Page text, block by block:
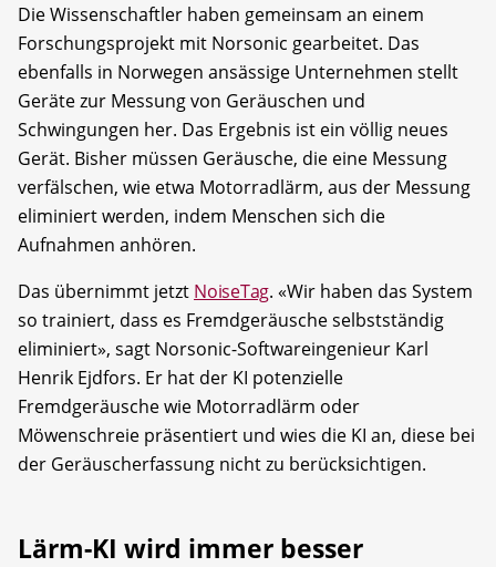
Die Wissenschaftler haben gemeinsam an einem
Forschungsprojekt mit Norsonic gearbeitet. Das
ebenfalls in Norwegen ansässige Unternehmen stellt
Geräte zur Messung von Geräuschen und
Schwingungen her. Das Ergebnis ist ein völlig neues
Gerät. Bisher müssen Geräusche, die eine Messung
verfälschen, wie etwa Motorradlärm, aus der Messung
eliminiert werden, indem Menschen sich die
Aufnahmen anhören.
Das übernimmt jetzt NoiseTag. «Wir haben das System
so trainiert, dass es Fremdgeräusche selbstständig
eliminiert», sagt Norsonic-Softwareingenieur Karl
Henrik Ejdfors. Er hat der KI potenzielle
Fremdgeräusche wie Motorradlärm oder
Möwenschreie präsentiert und wies die KI an, diese bei
der Geräuscherfassung nicht zu berücksichtigen.
Lärm-KI wird immer besser